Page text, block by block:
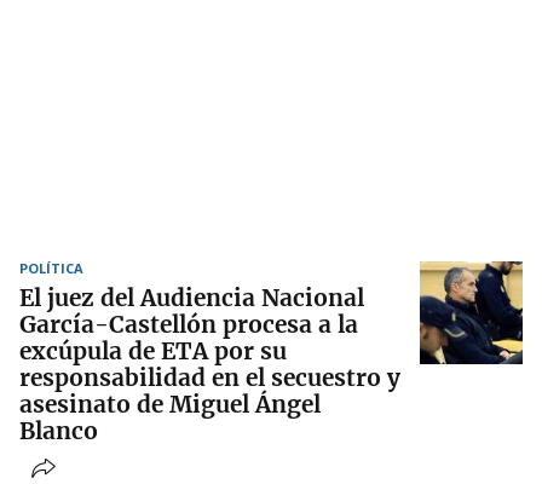
POLÍTICA
El juez del Audiencia Nacional
García-Castellón procesa a la
excúpula de ETA por su
responsabilidad en el secuestro y
asesinato de Miguel Ángel
Blanco